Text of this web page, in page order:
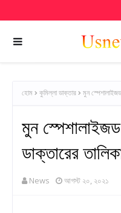
হোম কুমিল্লা ডাক্তার মুন
মুন
ডাক্তারের
News আগস্ট ২০, ২০২১